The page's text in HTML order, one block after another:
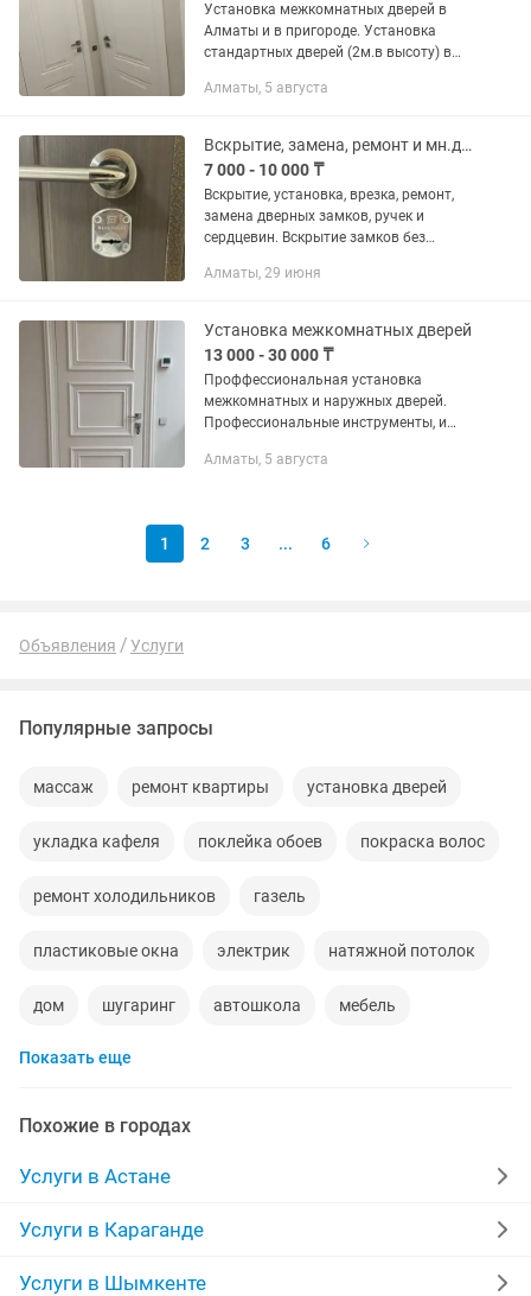
Установка межкомнатных дверей в
Алматы и в пригороде. Установка
стандартных дверей (2м.в высоту) в
бабочки) от - 18 000 тенге за дверь,
Алматы, 5 августа
Вскрытие, замена, ремонт и мн.др дверных замков и ручек
7 000 - 10 000 ₸
Вскрытие, установка, врезка, ремонт,
замена дверных замков, ручек и
сердцевин. Вскрытие замков без
официально и без выходных
Алматы, 29 июня
Установка межкомнатных дверей
13 000 - 30 000 ₸
Проффессиональная установка
межкомнатных и наружных дверей.
Профессиональные инструменты, и
Аккуратно Углорез под любые градусы.
Алматы, 5 августа
1 2 3 ... 6
Объявления Услуги
Популярные запросы
массаж ремонт квартиры установка дверей
укладка кафеля поклейка обоев покраска волос
ремонт холодильников газель
пластиковые окна электрик натяжной потолок
дом шугаринг автошкола мебель
ремонт телевизоров
мебель на заказ
уколы на дому вывоз мусора
москитные сетки
Показать еще
Похожие в городах
Услуги в Астане
Услуги в Караганде
Услуги в Шымкенте